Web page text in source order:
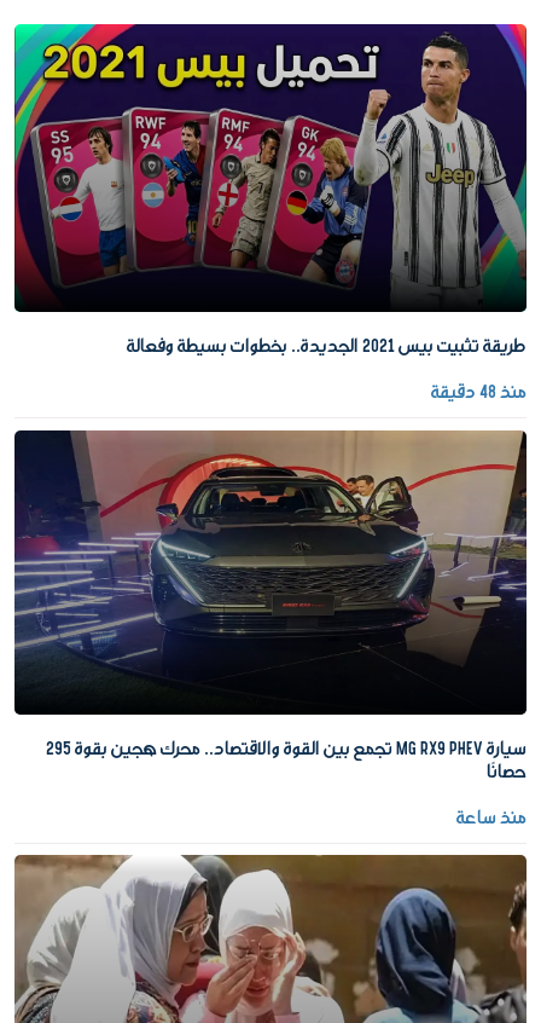
طريقة تثبيت بيس 2021 الجديدة.. بخطوات بسيطة وفعالة
منذ 48 دقيقة
سيارة MG RX9 PHEV تجمع بين القوة والاقتصاد.. محرك هجين بقوة 295
حصانًا
منذ ساعة